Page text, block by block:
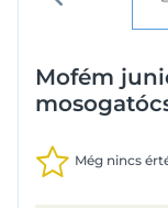
Mofém
Még nincs